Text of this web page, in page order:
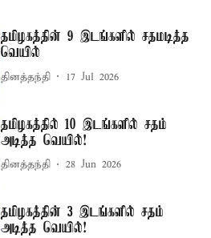
தமிழகத்தின் 9 இடங்களில் சதமடித்த
வெயில்
தினத்தந்தி 17 Jul 2026
தமிழகத்தில் 10 இடங்களில் சதம்
அடித்த வெயில்!
தினத்தந்தி 28 Jun 2026
தமிழகத்தின் 3 இடங்களில் சதம்
அடித்த வெயில்!